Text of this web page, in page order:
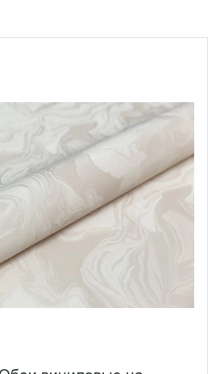
революционный подход к
луч света раскрывает новые